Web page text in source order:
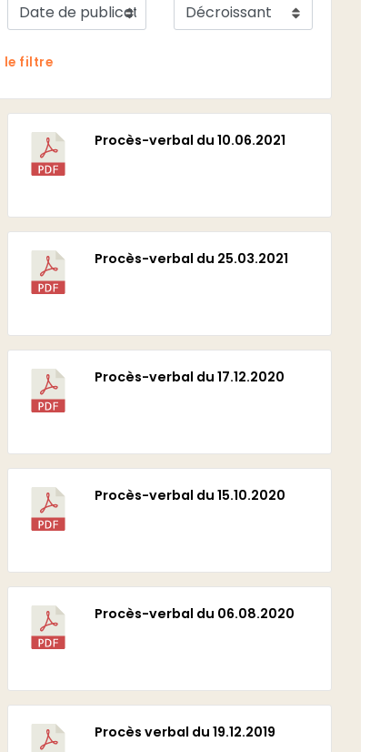
le filtre
Procès-verbal du 10.06.2021
Procès-verbal du 25.03.2021
Procès-verbal du 17.12.2020
Procès-verbal du 15.10.2020
Procès-verbal du 06.08.2020
Procès verbal du 19.12.2019